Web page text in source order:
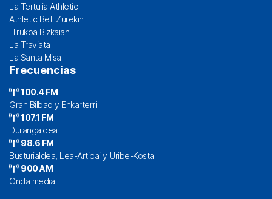
La Tertulia Athletic
Athletic Beti Zurekin
Hirukoa Bizkaian
La Traviata
La Santa Misa
Frecuencias
100.4 FM
Gran Bilbao y Enkarterri
107.1 FM
Durangaldea
98.6 FM
Busturialdea, Lea-Artibai y Uribe-Kosta
900 AM
Onda media